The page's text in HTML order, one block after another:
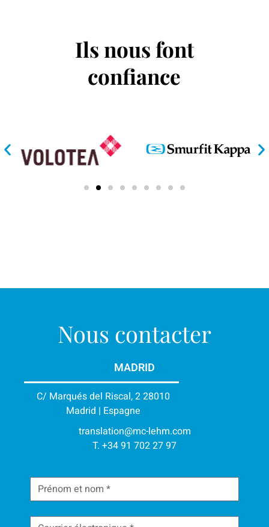
Ils nous font
confiance
Nous contacter
MADRID
C/ Marqués del Riscal, 2 28010
Madrid | Espagne
translation@mc-lehm.com
T. +34 91 702 27 97